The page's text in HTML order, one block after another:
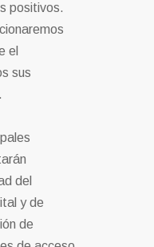
positivos.
el
sus
del
y de
de